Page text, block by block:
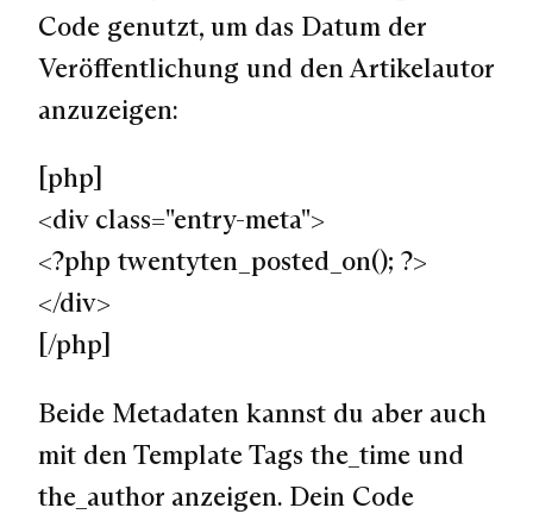
Code genutzt, um das Datum der
Veröffentlichung und den Artikelautor
anzuzeigen:
[php]
<div class="entry-meta">
<?php twentyten_posted_on(); ?>
</div>
[/php]
Beide Metadaten kannst du aber auch
mit den Template Tags the_time und
the_author anzeigen. Dein Code